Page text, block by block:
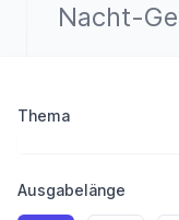
Nacht-
Thema
Ausgabelänge